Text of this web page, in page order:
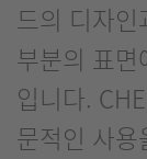
드의 디자
부분의 표
입니다.
문적인 사